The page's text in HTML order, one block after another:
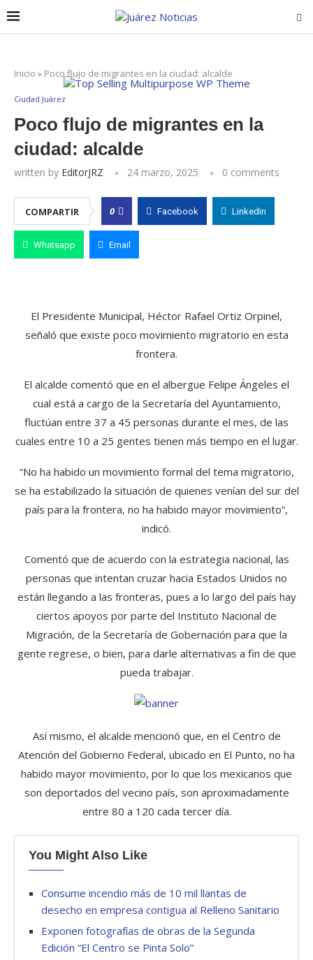
Inicio » Poco flujo de migrantes en la ciudad: alcalde
Ciudad Juárez
Poco flujo de migrantes en la
ciudad: alcalde
written by EditorJRZ 24 marzo, 2025 0 comments
COMPARTIR 0 Facebook Linkedin
Whatsapp Email
El Presidente Municipal, Héctor Rafael Ortiz Orpinel,
señaló que existe poco movimiento migratorio en esta
frontera.
El alcalde comentó que en el albergue Felipe Ángeles el
cual está a cargo de la Secretaría del Ayuntamiento,
fluctúan entre 37 a 45 personas durante el mes, de las
cuales entre 10 a 25 gentes tienen más tiempo en el lugar.
“No ha habido un movimiento formal del tema migratorio,
se ha estabilizado la situación de quienes venían del sur del
país para la frontera, no ha habido mayor movimiento”,
indicó.
Comentó que de acuerdo con la estrategia nacional, las
personas que intentan cruzar hacia Estados Unidos no
están llegando a las fronteras, pues a lo largo del país hay
ciertos apoyos por parte del Instituto Nacional de
Migración, de la Secretaría de Gobernación para que la
gente regrese, o bien, para darle alternativas a fin de que
pueda trabajar.
Así mismo, el alcalde mencionó que, en el Centro de
Atención del Gobierno Federal, ubicado en El Punto, no ha
habido mayor movimiento, por lo que los mexicanos que
son deportados del vecino país, son aproximadamente
entre 80 a 120 cada tercer día.
You Might Also Like
Consume incendio más de 10 mil llantas de
desecho en empresa contigua al Relleno Sanitario
Exponen fotografías de obras de la Segunda
Edición “El Centro se Pinta Solo”